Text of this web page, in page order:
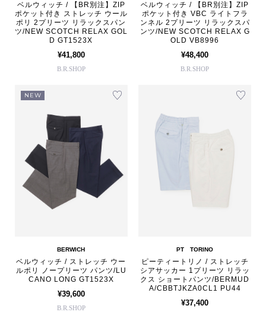
ベルウィッチ / 【BR別注】ZIP
ポケット付き ストレッチ ウール
ポリ 2プリーツ リラックスパン
ツ/NEW SCOTCH RELAX GOL
D GT1523X
¥41,800
B.R.SHOP
ベルウィッチ / 【BR別注】ZIP
ポケット付き VBC ライトフラ
ンネル 2プリーツ リラックスパ
ンツ/NEW SCOTCH RELAX G
OLD VB8996
¥48,400
B.R.SHOP
NEW
BERWICH
ベルウィッチ / ストレッチ ウー
ルポリ ノープリーツ パンツ/LU
CANO LONG GT1523X
¥39,600
B.R.SHOP
PT TORINO
ピーティートリノ / ストレッチ
シアサッカー 1プリーツ リラッ
クス ショートパンツ/BERMUD
A/CBBTJKZA0CL1 PU44
¥37,400